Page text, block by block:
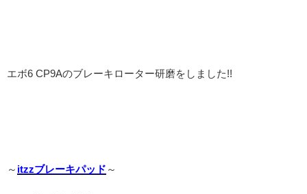
エボ6 CP9Aのブレーキローター研磨をしました!!
～ itzzブレーキパッド ～